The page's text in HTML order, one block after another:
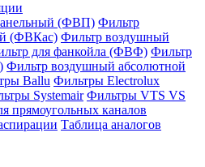
(ФВП) Фильтр
(ФВКас) Фильтр воздушный
для фанкойла (ФВФ) Фильтр
Фильтр воздушный абсолютной
Ballu Фильтры Electrolux
Systemair Фильтры VTS VS
прямоугольных каналов
Таблица аналогов